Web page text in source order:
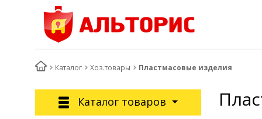
Каталог Хоз.товары Пластмасовые изделия
Каталог товаров